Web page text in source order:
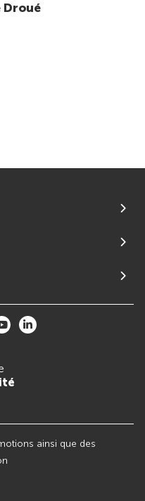
Droué
ainsi que des